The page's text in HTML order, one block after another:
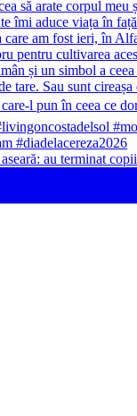
au terminat copii